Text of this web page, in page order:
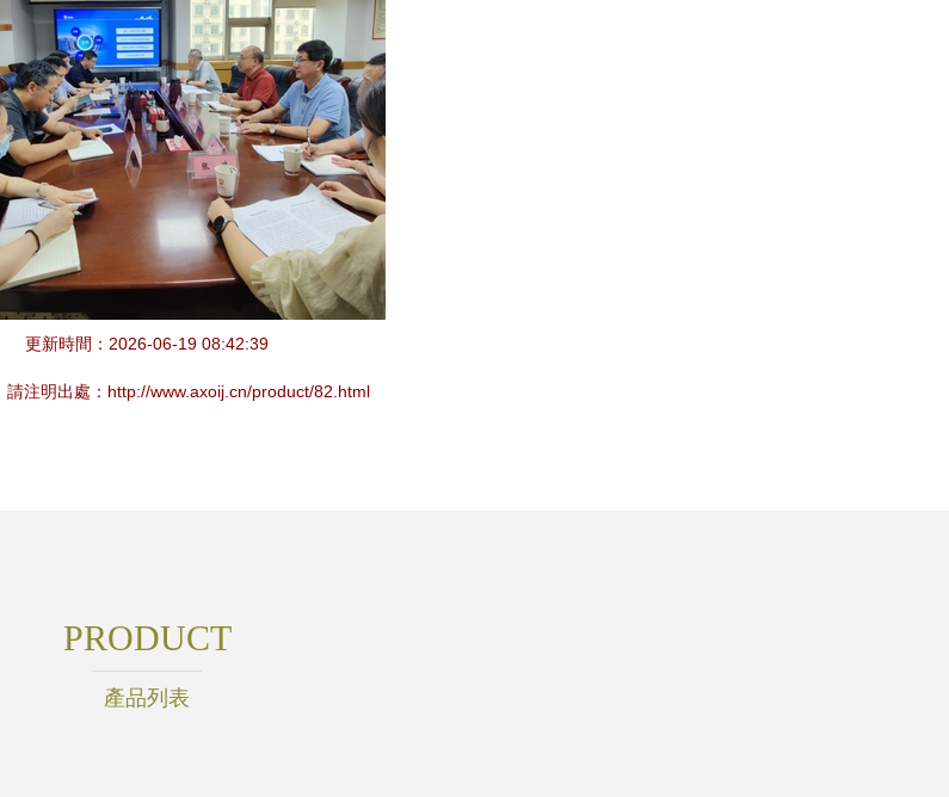
更新時間：2026-06-19 08:42:39
請注明出處：http://www.axoij.cn/product/82.html
PRODUCT
產品列表